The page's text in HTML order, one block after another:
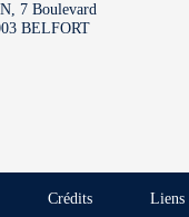
7 Boulevard
BELFORT
Crédits Liens